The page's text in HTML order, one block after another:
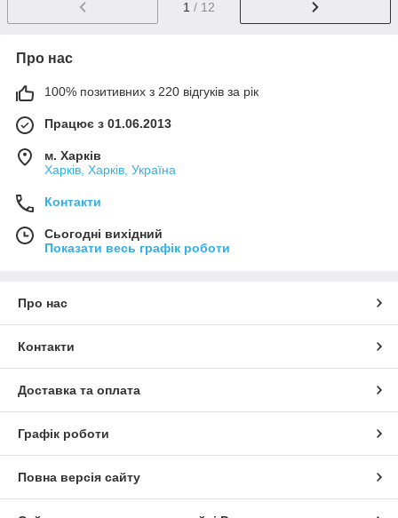
1 / 12
Про нас
100% позитивних з 220 відгуків за рік
Працює з 01.06.2013
м. Харків
Харків, Харків, Україна
Контакти
Сьогодні вихідний
Показати весь графік роботи
Про нас
Контакти
Доставка та оплата
Графік роботи
Повна версія сайту